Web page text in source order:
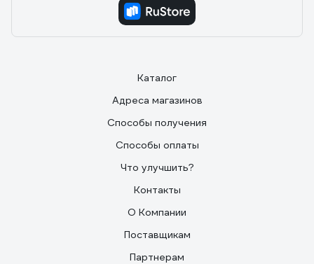
Каталог
Адреса магазинов
Способы получения
Способы оплаты
Что улучшить?
Контакты
О Компании
Поставщикам
Партнерам